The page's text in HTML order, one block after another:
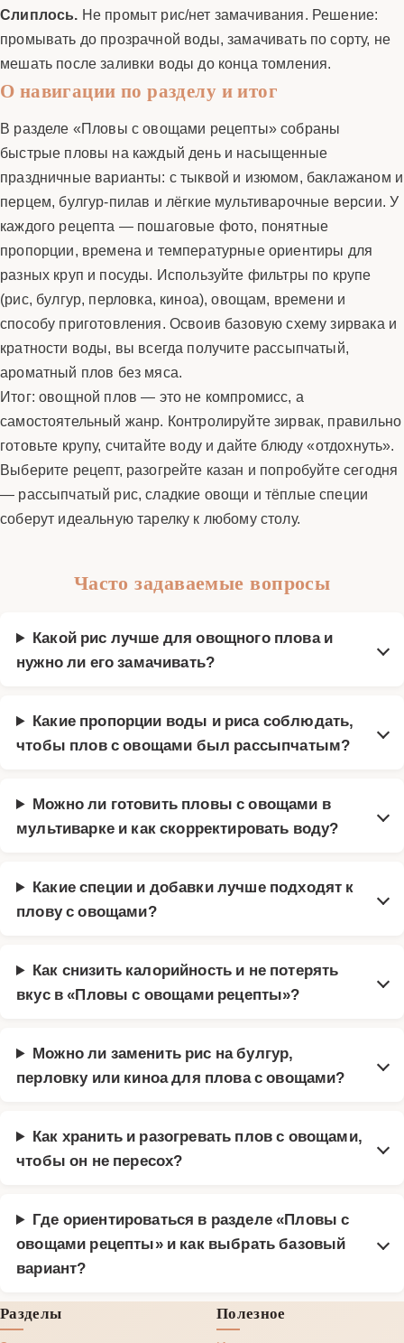
Слиплось. Не промыт рис/нет замачивания. Решение:
промывать до прозрачной воды, замачивать по сорту, не
мешать после заливки воды до конца томления.
О навигации по разделу и итог
В разделе «Пловы с овощами рецепты» собраны
быстрые пловы на каждый день и насыщенные
праздничные варианты: с тыквой и изюмом, баклажаном и
перцем, булгур-пилав и лёгкие мультиварочные версии. У
каждого рецепта — пошаговые фото, понятные
пропорции, времена и температурные ориентиры для
разных круп и посуды. Используйте фильтры по крупе
(рис, булгур, перловка, киноа), овощам, времени и
способу приготовления. Освоив базовую схему зирвака и
кратности воды, вы всегда получите рассыпчатый,
ароматный плов без мяса.
Итог: овощной плов — это не компромисс, а
самостоятельный жанр. Контролируйте зирвак, правильно
готовьте крупу, считайте воду и дайте блюду «отдохнуть».
Выберите рецепт, разогрейте казан и попробуйте сегодня
— рассыпчатый рис, сладкие овощи и тёплые специи
соберут идеальную тарелку к любому столу.
Часто задаваемые вопросы
Какой рис лучше для овощного плова и
нужно ли его замачивать?
Какие пропорции воды и риса соблюдать,
чтобы плов с овощами был рассыпчатым?
Можно ли готовить пловы с овощами в
мультиварке и как скорректировать воду?
Какие специи и добавки лучше подходят к
плову с овощами?
Как снизить калорийность и не потерять
вкус в «Пловы с овощами рецепты»?
Можно ли заменить рис на булгур,
перловку или киноа для плова с овощами?
Как хранить и разогревать плов с овощами,
чтобы он не пересох?
Где ориентироваться в разделе «Пловы с
овощами рецепты» и как выбрать базовый
вариант?
Разделы
Полезное